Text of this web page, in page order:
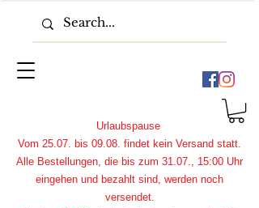
Urlaubspause
Vom 25.07. bis 09.08. findet kein Versand statt.
Alle Bestellungen, die bis zum 31.07., 15:00 Uhr
eingehen und bezahlt sind, werden noch
versendet.